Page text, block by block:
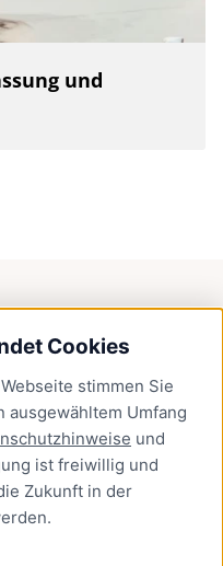
Cookies
stimmen Sie
ausgewähltem Umfang
und
ist freiwillig und
Zukunft in der
und